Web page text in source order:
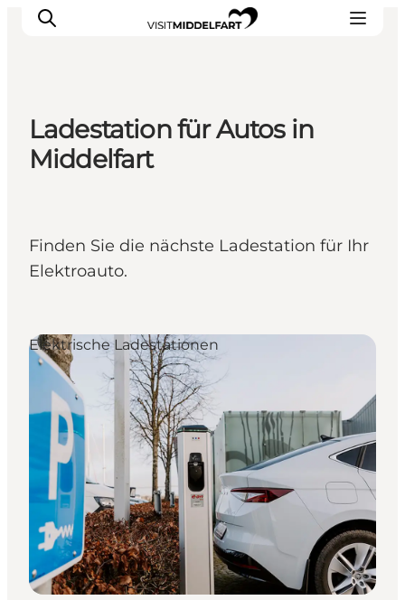
Erlebnisse
Erlebnis buchen
Ladestation für Autos in
Middelfart
Finden Sie die nächste Ladestation für Ihr
Elektroauto.
Elektrische Ladestationen